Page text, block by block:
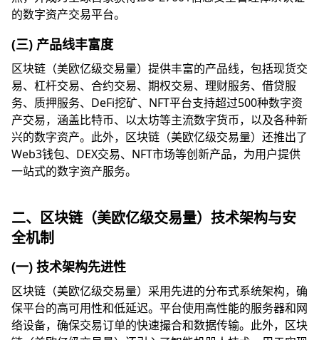
的数字资产交易平台。
(三) 产品线丰富度
区块链（美欧亿级交易量）提供丰富的产品线，包括现货交
易、杠杆交易、合约交易、期权交易、理财服务、借贷服
务、质押服务、DeFi挖矿、NFT平台支持超过500种数字资
产交易，涵盖比特币、以太坊等主流数字货币，以及各种新
兴的数字资产。此外，区块链（美欧亿级交易量）还推出了
Web3钱包、DEX交易、NFT市场等创新产品，为用户提供
一站式的数字资产服务。
二、区块链（美欧亿级交易量）技术架构与安
全机制
(一) 技术架构先进性
区块链（美欧亿级交易量）采用先进的分布式系统架构，确
保平台的高可用性和低延迟。平台使用高性能的服务器和网
络设备，确保交易订单的快速撮合和数据传输。此外，区块